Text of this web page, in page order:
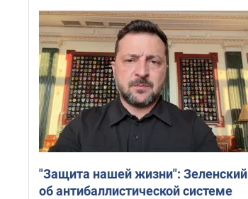
"Защита нашей жизни": Зеленский
об антибаллистической системе